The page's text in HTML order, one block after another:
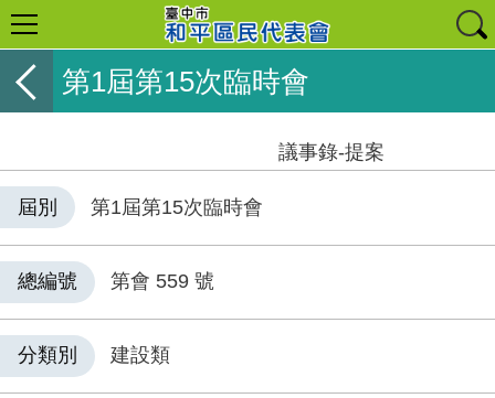
第1屆第15次臨時會
議事錄-提案
屆別 第1屆第15次臨時會
總編號 第會 559 號
分類別 建設類